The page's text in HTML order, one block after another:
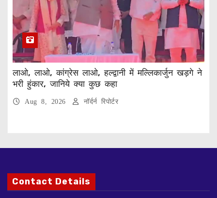
लाओ, लाओ, कांग्रेस लाओ, हल्द्वानी में मल्लिकार्जुन खड़गे ने
भरी हुंकार, जानिये क्या कुछ कहा
Aug 8, 2026 नॉर्दर्न रिपोर्टर
Contact Details